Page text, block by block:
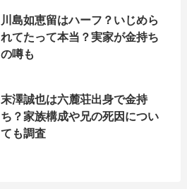
川島如恵留はハーフ？いじめら
れてたって本当？実家が金持ち
の噂も
末澤誠也は六麓荘出身で金持
ち？家族構成や兄の死因につい
ても調査